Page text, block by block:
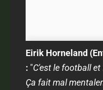
Eirik Horneland
: "C'est le football
Ça fait mal